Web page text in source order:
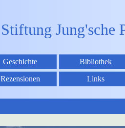
Stiftung Jung'sche
Geschichte Bibliothek
Rezensionen Links